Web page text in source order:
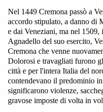
Nel 1449 Cremona passò a
accordo stipulato, a danno
e dai Veneziani, ma nel 1509,
Agnadello del suo esercito,
Cremona che venne
Dolorosi e travagliati furono
città e per l'intera Italia del
contendevano il predominio
significarono violenze,
gravose imposte di volta in